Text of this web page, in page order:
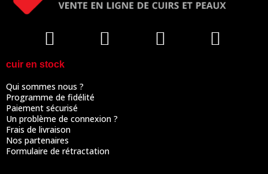
cuir en stock
Qui sommes nous ?
Programme de fidélité
Paiement sécurisé
Un problème de connexion ?
Frais de livraison
Nos partenaires
Formulaire de rétractation